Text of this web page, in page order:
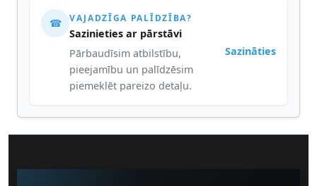
☎ VAJADZĪGA PALĪDZĪBA?
Sazinieties ar pārstāvi
Pārbaudīsim atbilstību,
pieejamību un palīdzēsim
piemeklēt pareizo detaļu.
Sazināties